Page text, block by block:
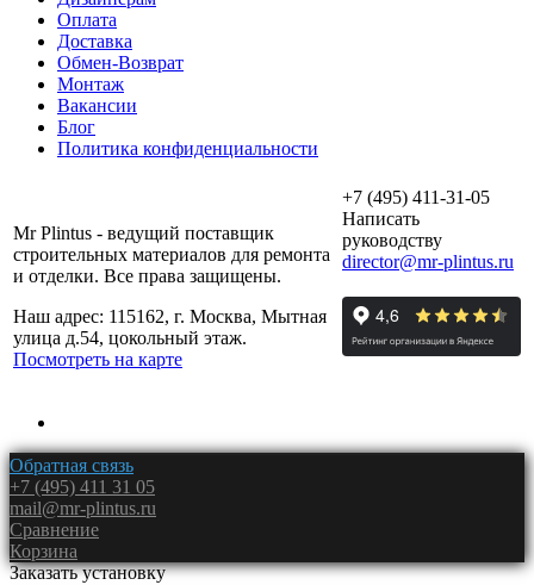
Оплата
Доставка
Обмен-Возврат
Монтаж
Вакансии
Блог
Политика конфиденциальности
Mr Plintus - ведущий поставщик
строительных материалов для ремонта
и отделки. Все права защищены.
Наш адрес: 115162, г. Москва, Мытная
улица д.54, цокольный этаж.
Посмотреть на карте
+7 (495) 411-31-05
Написать
руководству
director@mr-plintus.ru
Обратная связь
+7 (495) 411 31 05
mail@mr-plintus.ru
Сравнение
Корзина
Заказать установку